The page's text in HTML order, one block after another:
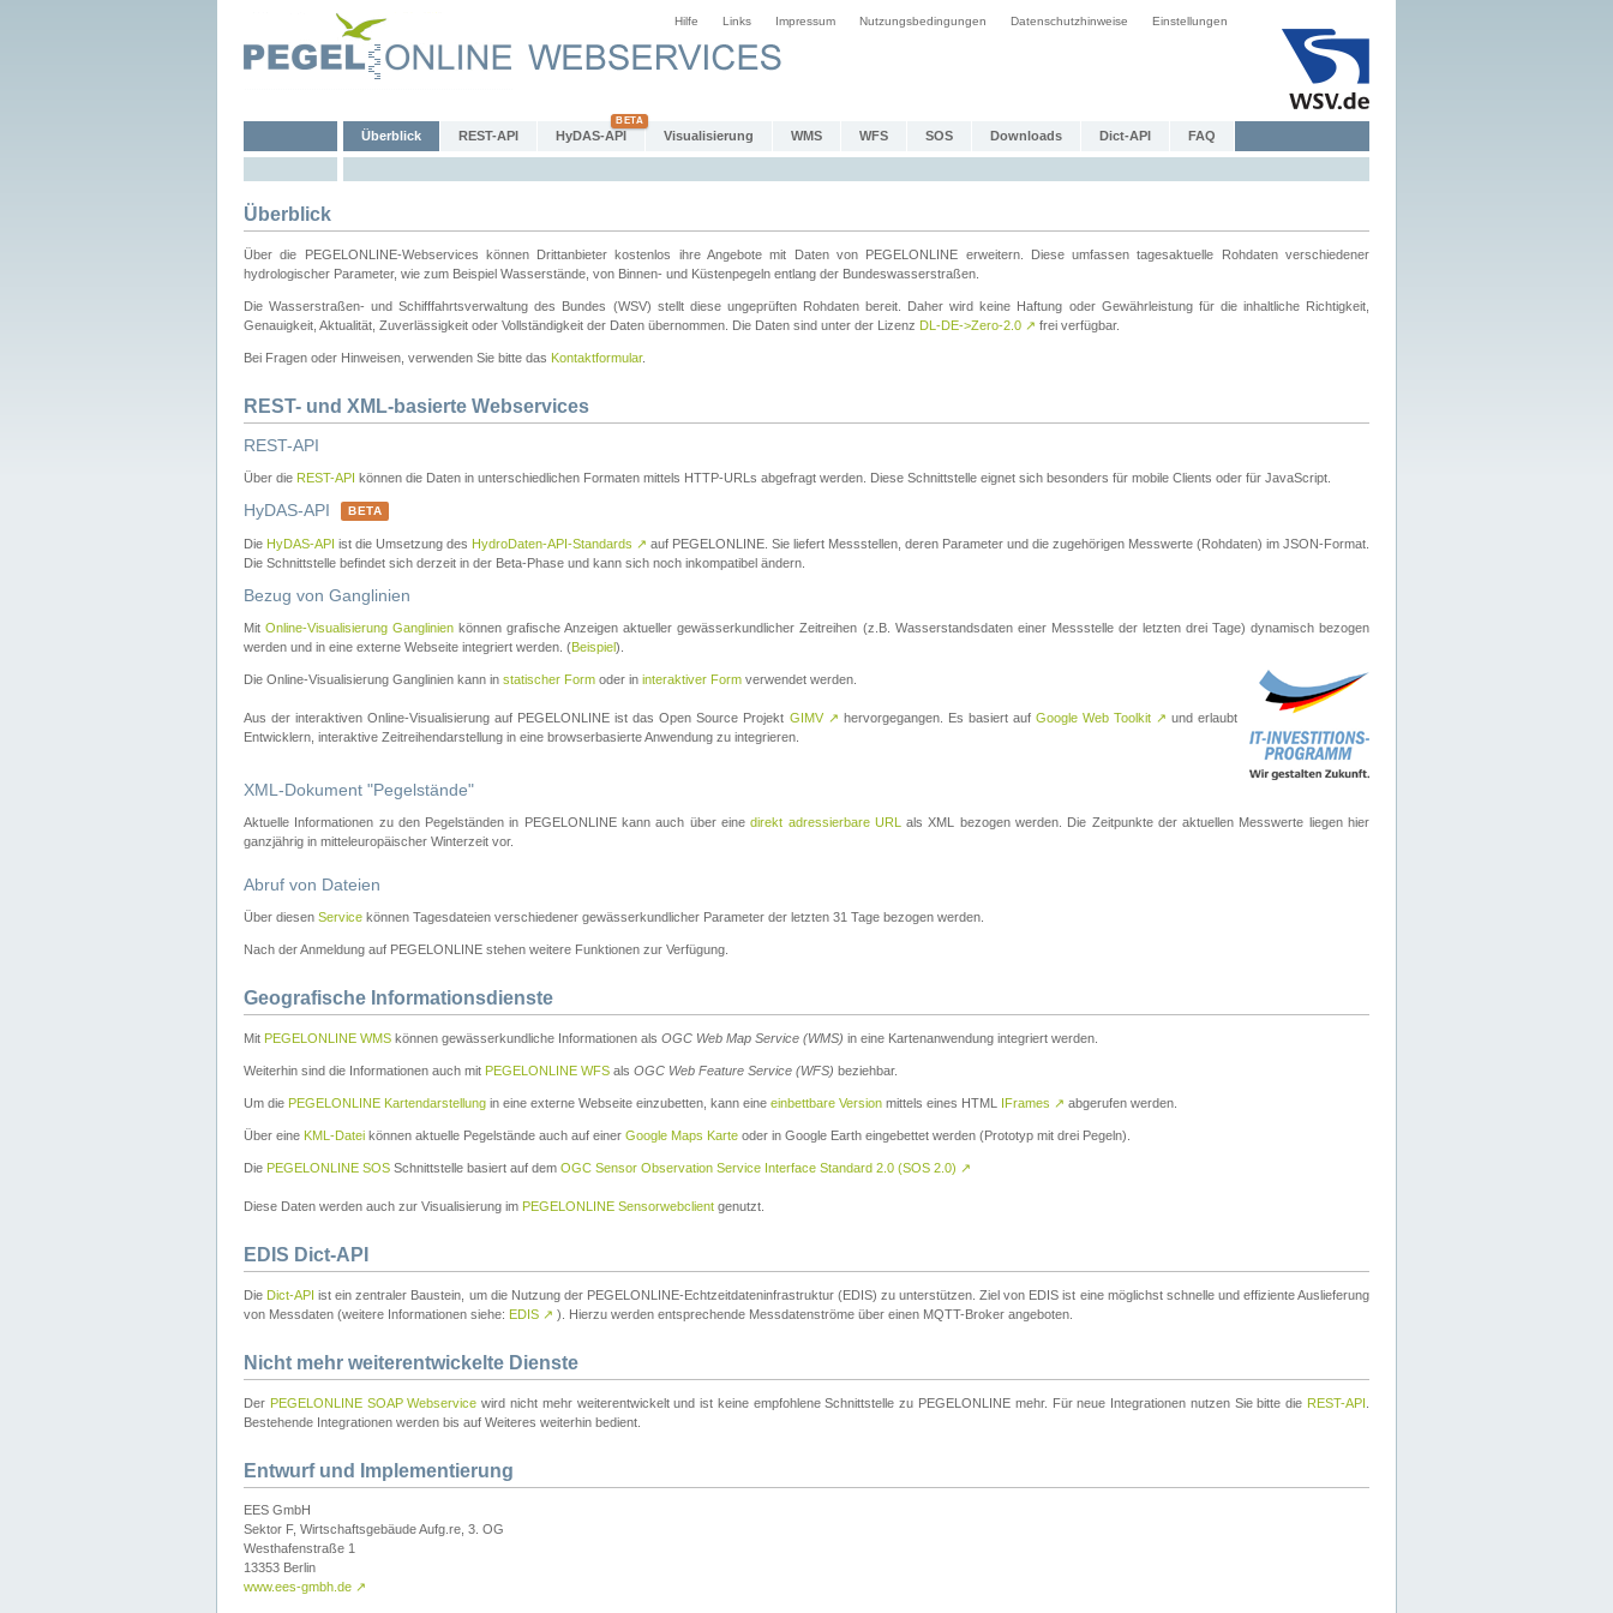
Hilfe Links Impressum Nutzungsbedingungen Datenschutzhinweise Einstellungen
Überblick REST-API HyDAS-API Visualisierung WMS WFS SOS Downloads Dict-API FAQ
Überblick
Über die PEGELONLINE-Webservices können Drittanbieter kostenlos ihre Angebote mit Daten von PEGELONLINE erweitern. Diese umfassen tagesaktuelle Rohdaten verschiedener
hydrologischer Parameter, wie zum Beispiel Wasserstände, von Binnen- und Küstenpegeln entlang der Bundeswasserstraßen.
Die Wasserstraßen- und Schifffahrtsverwaltung des Bundes (WSV) stellt diese ungeprüften Rohdaten bereit. Daher wird keine Haftung oder Gewährleistung für die inhaltliche Richtigkeit,
Genauigkeit, Aktualität, Zuverlässigkeit oder Vollständigkeit der Daten übernommen. Die Daten sind unter der Lizenz DL-DE->Zero-2.0 ↗ frei verfügbar.
Bei Fragen oder Hinweisen, verwenden Sie bitte das Kontaktformular.
REST- und XML-basierte Webservices
REST-API
Über die REST-API können die Daten in unterschiedlichen Formaten mittels HTTP-URLs abgefragt werden. Diese Schnittstelle eignet sich besonders für mobile Clients oder für JavaScript.
HyDAS-API BETA
Die HyDAS-API ist die Umsetzung des HydroDaten-API-Standards ↗ auf PEGELONLINE. Sie liefert Messstellen, deren Parameter und die zugehörigen Messwerte (Rohdaten) im JSON-Format.
Die Schnittstelle befindet sich derzeit in der Beta-Phase und kann sich noch inkompatibel ändern.
Bezug von Ganglinien
MitOnline-Visualisierung Ganglinien können grafische Anzeigen aktueller gewässerkundlicher Zeitreihen (z.B. Wasserstandsdaten einer Messstelle der letzten drei Tage) dynamisch bezogen
werden und in eine externe Webseite integriert werden. (Beispiel).
Die Online-Visualisierung Ganglinien kann in statischer Form oder in interaktiver Form verwendet werden.
Aus der interaktiven Online-Visualisierung auf PEGELONLINE ist das Open Source Projekt GIMV ↗ hervorgegangen. Es basiert auf Google Web Toolkit ↗ und erlaubt
Entwicklern, interaktive Zeitreihendarstellung in eine browserbasierte Anwendung zu integrieren.
XML-Dokument "Pegelstände"
Aktuelle Informationen zu den Pegelständen in PEGELONLINE kann auch über einedirekt adressierbare URL
als XML bezogen werden. Die Zeitpunkte der aktuellen Messwerte liegen hier
ganzjährig in mitteleuropäischer Winterzeit vor.
Abruf von Dateien
Über diesen Service können Tagesdateien verschiedener gewässerkundlicher Parameter der letzten 31 Tage bezogen werden.
Nach der Anmeldung auf PEGELONLINE stehen weitere Funktionen zur Verfügung.
Geografische Informationsdienste
Mit PEGELONLINE WMS können gewässerkundliche Informationen als OGC Web Map Service (WMS) in eine Kartenanwendung integriert werden.
Weiterhin sind die Informationen auch mit PEGELONLINE WFS als OGC Web Feature Service (WFS) beziehbar.
Um die PEGELONLINE Kartendarstellung in eine externe Webseite einzubetten, kann eine einbettbare Version mittels eines HTML IFrames ↗ abgerufen werden.
Über eine KML-Datei können aktuelle Pegelstände auch auf einer Google Maps Karte oder in Google Earth eingebettet werden (Prototyp mit drei Pegeln).
Die PEGELONLINE SOS Schnittstelle basiert auf dem OGC Sensor Observation Service Interface Standard 2.0 (SOS 2.0) ↗
Diese Daten werden auch zur Visualisierung im PEGELONLINE Sensorwebclient genutzt.
EDIS Dict-API
Die Dict-API ist ein zentraler Baustein, um die Nutzung der PEGELONLINE-Echtzeitdateninfrastruktur (EDIS) zu unterstützen. Ziel von EDIS ist eine möglichst schnelle und effiziente Auslieferung
von Messdaten (weitere Informationen siehe: EDIS ↗ ). Hierzu werden entsprechende Messdatenströme über einen MQTT-Broker angeboten.
Nicht mehr weiterentwickelte Dienste
Der PEGELONLINE SOAP Webservice wird nicht mehr weiterentwickelt und ist keine empfohlene Schnittstelle zu PEGELONLINE mehr. Für neue Integrationen nutzen Sie bitte die REST-API
Bestehende Integrationen werden bis auf Weiteres weiterhin bedient.
Entwurf und Implementierung
EES GmbH
Sektor F, Wirtschaftsgebäude Aufg.re, 3. OG
Westhafenstraße 1
13353 Berlin
www.ees-gmbh.de ↗